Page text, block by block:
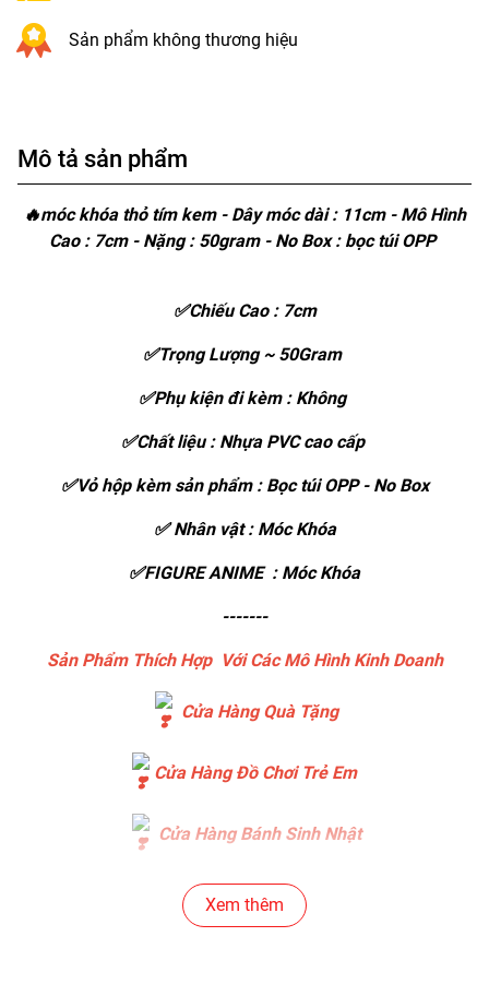
Sản phẩm không thương hiệu
Mô tả sản phẩm
🔥móc khóa thỏ tím kem - Dây móc dài : 11cm - Mô Hình
Cao : 7cm - Nặng : 50gram - No Box : bọc túi OPP
✅Chiếu Cao : 7cm
✅Trọng Lượng ~ 50Gram
✅Phụ kiện đi kèm : Không
✅Chất liệu : Nhựa PVC cao cấp
✅Vỏ hộp kèm sản phẩm : Bọc túi OPP - No Box
✅ Nhân vật : Móc Khóa
✅FIGURE ANIME : Móc Khóa
-------
Sản Phẩm Thích Hợp Với Các Mô Hình Kinh Doanh
Cửa Hàng Quà Tặng
Cửa Hàng Đồ Chơi Trẻ Em
Cửa Hàng Bánh Sinh Nhật
Cửa Hàng Gear , Máy Tính
Xem thêm